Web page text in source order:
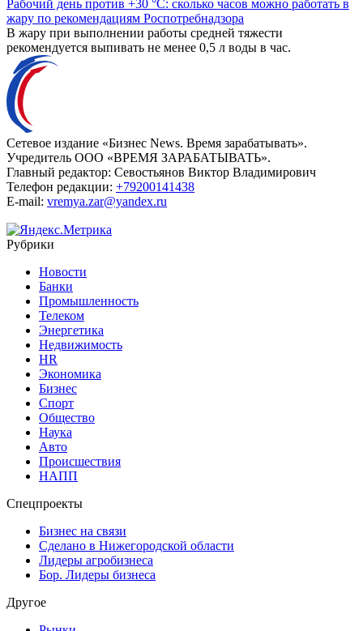
Рабочий день против +30 °C: сколько часов можно работать в
жару по рекомендациям Роспотребнадзора
В жару при выполнении работы средней тяжести
рекомендуется выпивать не менее 0,5 л воды в час.
Сетевое издание «Бизнес News. Время зарабатывать».
Учредитель ООО «ВРЕМЯ ЗАРАБАТЫВАТЬ».
Главный редактор: Севостьянов Виктор Владимирович
Телефон редакции: +79200141438
E-mail: vremya.zar@yandex.ru
Рубрики
Новости
Банки
Промышленность
Телеком
Энергетика
Недвижимость
HR
Экономика
Бизнес
Спорт
Общество
Наука
Авто
Происшествия
НАПП
Спецпроекты
Бизнес на связи
Сделано в Нижегородской области
Лидеры агробизнеса
Бор. Лидеры бизнеса
Другое